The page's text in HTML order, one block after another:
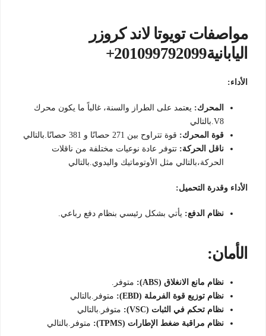
مواصفات تويوتا لاند كروزر
اليابانية201099792099+
الأداء:
المحرك: يعتمد على الطراز والسنة، غالباً ما يكون محرك
V8.بالتالي
قوة المحرك: قوة تتراوح بين 271 حصانًا و 381 حصانًا.بالتالي
ناقل الحركة: تتوفر عادة نوعيات مختلفة من ناقلات
الحركة،بالتالي مثل الأوتوماتيك واليدوي.بالتالي
الأداء وقدرة التحميل:
نظام الدفع: يأتي بشكل رئيسي بنظام دفع رباعي.
الأمان:
نظام مانع الانغلاق (ABS):
متوفر.
نظام توزيع قوة الفرملة (EBD):
متوفر.بالتالي
نظام تحكم في الثبات (VSC):
متوفر.بالتالي
نظام مراقبة ضغط الإطارات (TPMS):
متوفر.بالتالي